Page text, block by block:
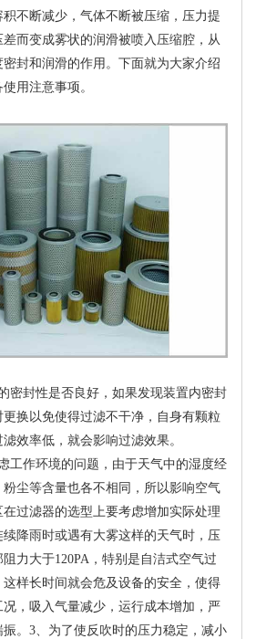
不断减少，气体不断被压缩，压力提
而变成雾状的润滑被喷入压缩腔，从
封和润滑的作用。下面就为大家介绍
用注意事项。
密封性是否良好，如果发现装置内密封
换以免使得过滤不干净，自身有颗粒
效率低，就会影响过滤效果。
工作环境的问题，由于天气中的湿度经
尘等含量也各不相同，所以影响空气
过滤器的选型上要考虑增加实际处理
降雨时或遇有大雾这样的天气时，压
力大于120PA，特别是自洁式空气过
样长时间就会危及设备的安全，使得
，吸入气量减少，运行成本增加，严
。3、为了使反吹时的压力稳定，减小